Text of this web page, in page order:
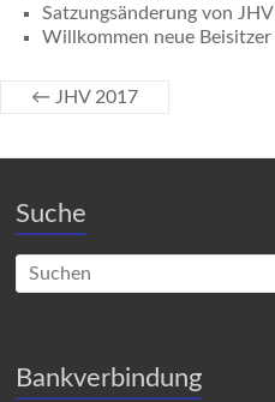
Satzungsänderung von JHV
Willkommen neue Beisitzer
← JHV 2017
Suche
Bankverbindung